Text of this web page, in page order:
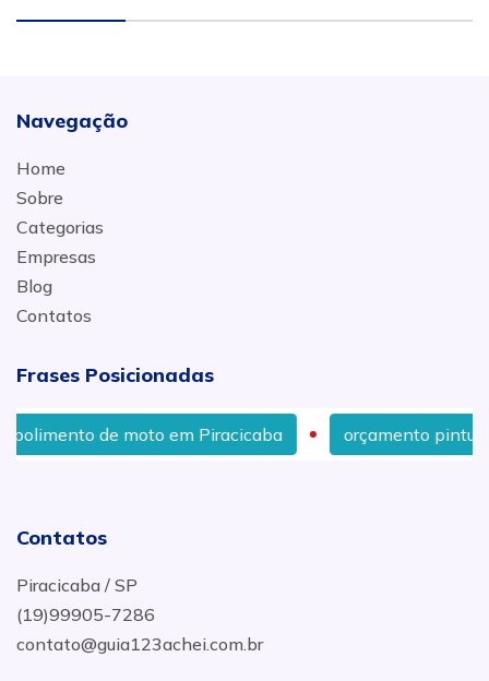
Navegação
Home
Sobre
Categorias
Empresas
Blog
Contatos
Frases Posicionadas
moto em Piracicaba orçamento pintura de moto
Contatos
Piracicaba / SP
(19)99905-7286
contato@guia123achei.com.br